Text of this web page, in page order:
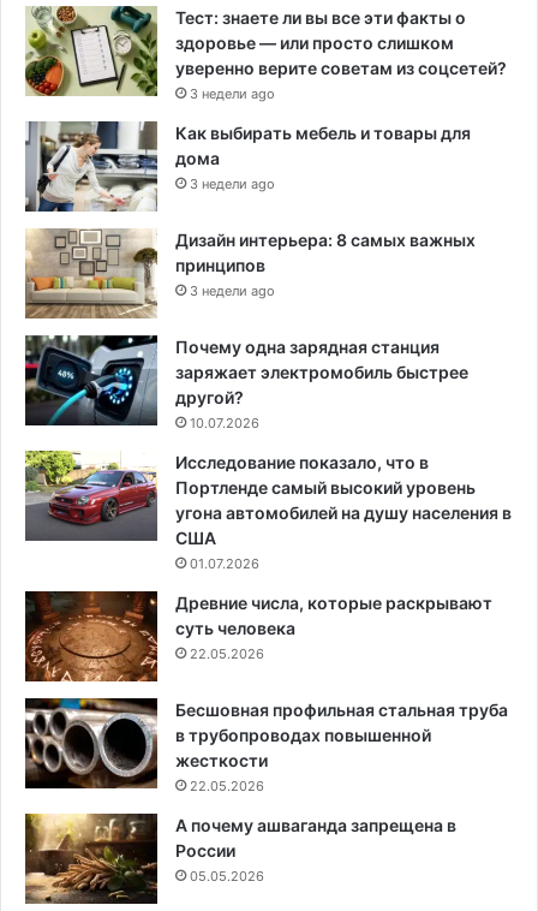
Тест: знаете ли вы все эти факты о
здоровье — или просто слишком
уверенно верите советам из соцсетей?
3 недели ago
Как выбирать мебель и товары для
дома
3 недели ago
Дизайн интерьера: 8 самых важных
принципов
3 недели ago
Почему одна зарядная станция
заряжает электромобиль быстрее
другой?
10.07.2026
Исследование показало, что в
Портленде самый высокий уровень
угона автомобилей на душу населения в
США
01.07.2026
Древние числа, которые раскрывают
суть человека
22.05.2026
Бесшовная профильная стальная труба
в трубопроводах повышенной
жесткости
22.05.2026
А почему ашваганда запрещена в
России
05.05.2026